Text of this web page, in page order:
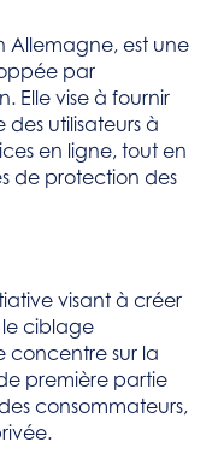
Allemagne, est une
par
Elle vise à fournir
utilisateurs à
en ligne, tout en
de protection des
visant à créer
le ciblage
concentre sur la
première partie
consommateurs,